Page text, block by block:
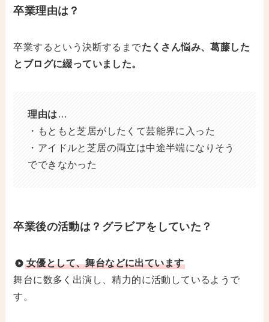
卒業理由は？
卒業するという決断するまでたくさん悩み、葛藤した
とブログに綴っていました。
理由は …
・もともと芝居がしたくて芸能界に入った
・アイドルと芝居の両立は中途半端になりそう
でできなかった
卒業後の活動は？グラビアをしていた？
女優として、舞台などに出ています
舞台に数多く出演し、精力的に活動しているようで
す。